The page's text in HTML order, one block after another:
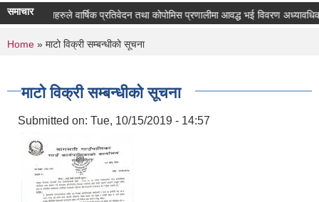
समाचारसंस्थाहरुले वार्षिक प्रतिवेदन तथा कोपोमिस प्रणालीमा आवद्ध भई विवरण अध्यावधिक
You are here
Home » माटो विक्री सम्बन्धीको सूचना
माटो विक्री सम्बन्धीको सूचना
Submitted on: Tue, 10/15/2019 - 14:57